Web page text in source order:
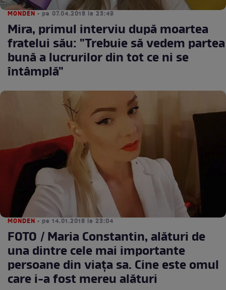
MONDEN • pe 07.04.2018 la 23:49
Mira, primul interviu după moartea
fratelui său: "Trebuie să vedem partea
bună a lucrurilor din tot ce ni se
întâmplă"
MONDEN • pe 14.01.2018 la 23:04
FOTO / Maria Constantin, alături de
una dintre cele mai importante
persoane din viaţa sa. Cine este omul
care i-a fost mereu alături